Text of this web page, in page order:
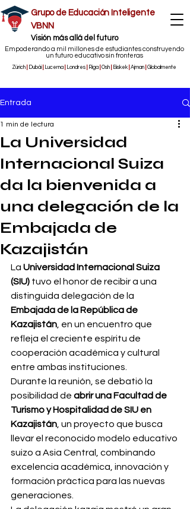
Grupo de Educación Inteligente
VBNN
​Visión más allá del futuro
Empoderando a mil millones de estudiantes construyendo
un futuro educativo sin fronteras
Zúrich Dubái Lucerna Londres Riga Osh Biskek Ajman Globalmente
Entrada
La Universidad
Internacional Suiza
da la bienvenida a
una delegación de la
Embajada de
Kazajistán
1 min de lectura
La Universidad Internacional Suiza
(SIU) tuvo el honor de recibir a una
distinguida delegación de la
Embajada de la República de
Kazajistán , en un encuentro que
refleja el creciente espíritu de
cooperación académica y cultural
entre ambas instituciones.
Durante la reunión, se debatió la
posibilidad de abrir una Facultad de
Turismo y Hospitalidad de SIU en
Kazajistán , un proyecto que busca
llevar el reconocido modelo educativo
suizo a Asia Central, combinando
excelencia académica, innovación y
formación práctica para las nuevas
generaciones.